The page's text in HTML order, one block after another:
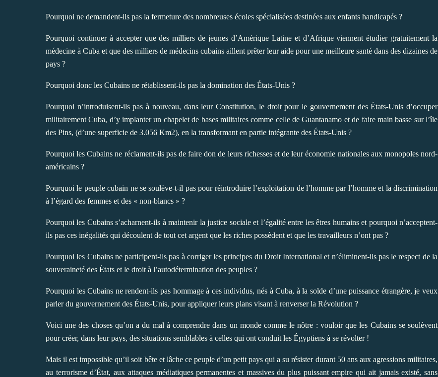
Pourquoi ne demandent-ils pas la fermeture des nombreuses écoles spécialisées destinées aux enfants handicapés ?
Pourquoi continuer à accepter que des milliers de jeunes d’Amérique Latine et d’Afrique viennent étudier gratuitement la
médecine à Cuba et que des milliers de médecins cubains aillent prêter leur aide pour une meilleure santé dans des dizaines de
pays ?
Pourquoi donc les Cubains ne rétablissent-ils pas la domination des États-Unis ?
Pourquoi n’introduisent-ils pas à nouveau, dans leur Constitution, le droit pour le gouvernement des États-Unis d’occuper
militairement Cuba, d’y implanter un chapelet de bases militaires comme celle de Guantanamo et de faire main basse sur l’île
des Pins, (d’une superficie de 3.056 Km2), en la transformant en partie intégrante des États-Unis ?
Pourquoi les Cubains ne réclament-ils pas de faire don de leurs richesses et de leur économie nationales aux monopoles nord-
américains ?
Pourquoi le peuple cubain ne se soulève-t-il pas pour réintroduire l’exploitation de l’homme par l’homme et la discrimination
à l’égard des femmes et des « non-blancs » ?
Pourquoi les Cubains s’acharnent-ils à maintenir la justice sociale et l’égalité entre les êtres humains et pourquoi n’acceptent-
ils pas ces inégalités qui découlent de tout cet argent que les riches possèdent et que les travailleurs n’ont pas ?
Pourquoi les Cubains ne participent-ils pas à corriger les principes du Droit International et n’éliminent-ils pas le respect de la
souveraineté des États et le droit à l’autodétermination des peuples ?
Pourquoi les Cubains ne rendent-ils pas hommage à ces individus, nés à Cuba, à la solde d’une puissance étrangère, je veux
parler du gouvernement des États-Unis, pour appliquer leurs plans visant à renverser la Révolution ?
Voici une des choses qu’on a du mal à comprendre dans un monde comme le nôtre : vouloir que les Cubains se soulèvent
pour créer, dans leur pays, des situations semblables à celles qui ont conduit les Égyptiens à se révolter !
Mais il est impossible qu’il soit bête et lâche ce peuple d’un petit pays qui a su résister durant 50 ans aux agressions militaires,
au terrorisme d’État, aux attaques médiatiques permanentes et massives du plus puissant empire qui ait jamais existé, sans